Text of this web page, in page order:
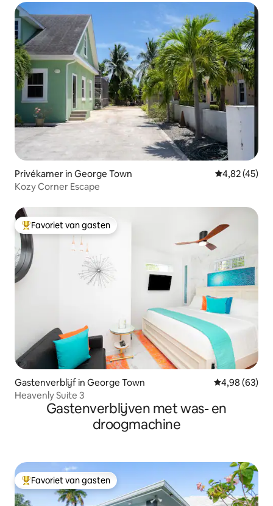
Privékamer in George Town Gemiddelde
4,82 (45)
Kozy Corner Escape
Topfavoriet van gasten
Favoriet van gasten
Gastenverblijf in George Town Gemiddelde
4,98 (63)
Heavenly Suite 3
Gastenverblijven met was- en
droogmachine
Topfavoriet van gasten
Favoriet van gasten